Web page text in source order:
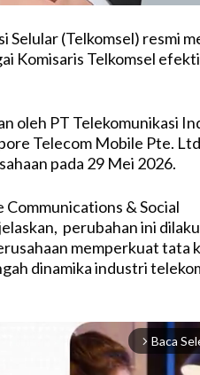
Selular (Telkomsel) resmi
Komisaris Telkomsel
oleh PT Telekomunikasi
Telecom Mobile Pte.
pada 29 Mei 2026.
& Social
perubahan ini
memperkuat tata
dinamika industri
arrow_forward_ios Baca